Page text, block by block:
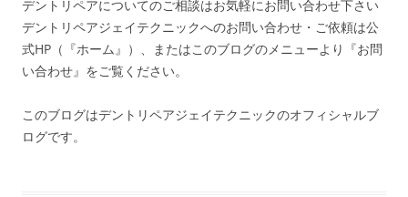
デントリペアについてのご相談はお気軽にお問い合わせ下さい
デントリペアジェイテクニックへのお問い合わせ・ご依頼は公
式HP（『ホーム』）、またはこのブログのメニューより『お問
い合わせ』をご覧ください。
このブログはデントリペアジェイテクニックのオフィシャルブ
ログです。